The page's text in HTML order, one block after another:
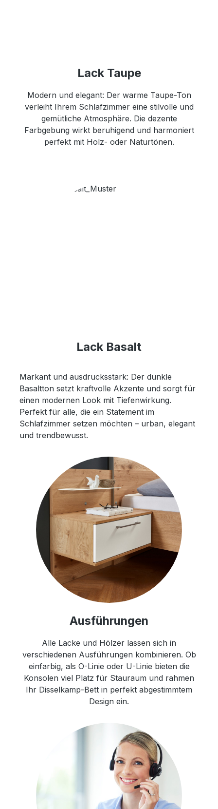
Lack Taupe
Modern und elegant: Der warme Taupe-Ton
verleiht Ihrem Schlafzimmer eine stilvolle und
gemütliche Atmosphäre. Die dezente
Farbgebung wirkt beruhigend und harmoniert
perfekt mit Holz- oder Naturtönen.
Lack Basalt
Markant und ausdrucksstark: Der dunkle
Basaltton setzt kraftvolle Akzente und sorgt für
einen modernen Look mit Tiefenwirkung.
Perfekt für alle, die ein Statement im
Schlafzimmer setzen möchten – urban, elegant
und trendbewusst.
Ausführungen
Alle Lacke und Hölzer lassen sich in
verschiedenen Ausführungen kombinieren. Ob
einfarbig, als O-Linie oder U-Linie bieten die
Konsolen viel Platz für Stauraum und rahmen
Ihr Disselkamp-Bett in perfekt abgestimmtem
Design ein.